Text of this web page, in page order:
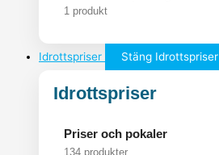
1 produkt
Idrottspriser Stäng Idrottspriser
Idrottspriser
Priser och pokaler
134 produkter